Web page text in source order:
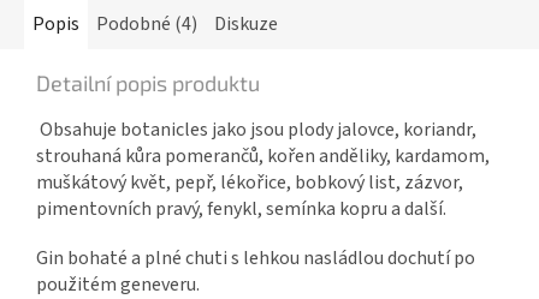
Popis Podobné (4) Diskuze
Detailní popis produktu
Obsahuje botanicles jako jsou plody jalovce, koriandr,
strouhaná kůra pomerančů, kořen anděliky, kardamom,
muškátový květ, pepř, lékořice, bobkový list, zázvor,
pimentovních pravý, fenykl, semínka kopru a další.
Gin bohaté a plné chuti s lehkou nasládlou dochutí po
použitém geneveru.